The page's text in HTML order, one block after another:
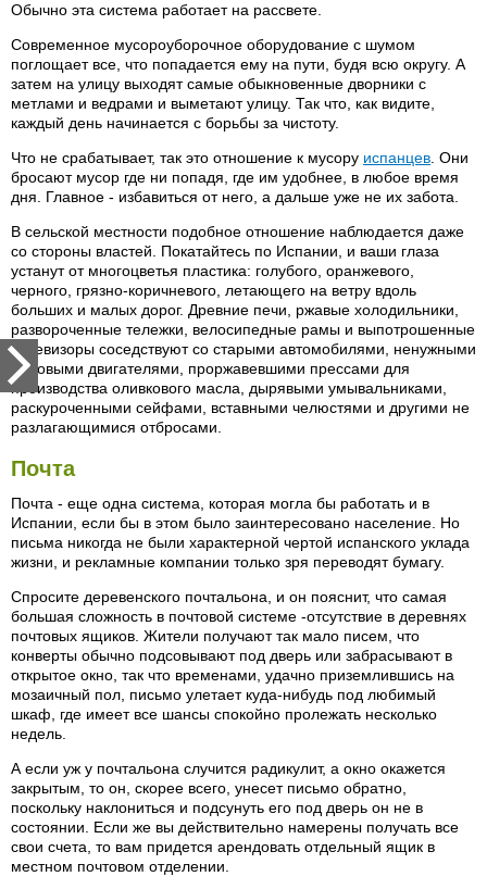
Обычно эта система работает на рассвете.
Современное мусороуборочное оборудование с шумом
поглощает все, что попадается ему на пути, будя всю округу. А
затем на улицу выходят самые обыкновенные дворники с
метлами и ведрами и выметают улицу. Так что, как видите,
каждый день начинается с борьбы за чистоту.
Что не срабатывает, так это отношение к мусору испанцев . Они
бросают мусор где ни попадя, где им удобнее, в любое время
дня. Главное - избавиться от него, а дальше уже не их забота.
В сельской местности подобное отношение наблюдается даже
со стороны властей. Покатайтесь по Испании, и ваши глаза
устанут от многоцветья пластика: голубого, оранжевого,
черного, грязно-коричневого, летающего на ветру вдоль
больших и малых дорог. Древние печи, ржавые холодильники,
развороченные тележки, велосипедные рамы и выпотрошенные
телевизоры соседствуют со старыми автомобилями, ненужными
паровыми двигателями, проржавевшими прессами для
производства оливкового масла, дырявыми умывальниками,
раскуроченными сейфами, вставными челюстями и другими не
разлагающимися отбросами.
Почта
Почта - еще одна система, которая могла бы работать и в
Испании, если бы в этом было заинтересовано население. Но
письма никогда не были характерной чертой испанского уклада
жизни, и рекламные компании только зря переводят бумагу.
Спросите деревенского почтальона, и он пояснит, что самая
большая сложность в почтовой системе -отсутствие в деревнях
почтовых ящиков. Жители получают так мало писем, что
конверты обычно подсовывают под дверь или забрасывают в
открытое окно, так что временами, удачно приземлившись на
мозаичный пол, письмо улетает куда-нибудь под любимый
шкаф, где имеет все шансы спокойно пролежать несколько
недель.
А если уж у почтальона случится радикулит, а окно окажется
закрытым, то он, скорее всего, унесет письмо обратно,
поскольку наклониться и подсунуть его под дверь он не в
состоянии. Если же вы действительно намерены получать все
свои счета, то вам придется арендовать отдельный ящик в
местном почтовом отделении.